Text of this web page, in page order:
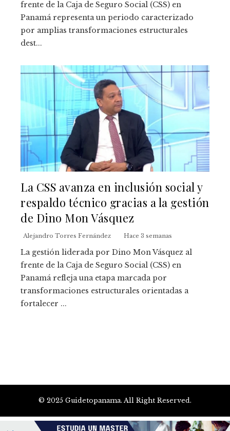
frente de la Caja de Seguro Social (CSS) en
Panamá representa un periodo caracterizado
por amplias transformaciones estructurales
dest...
La CSS avanza en inclusión social y
respaldo técnico gracias a la gestión
de Dino Mon Vásquez
Alejandro Torres Fernández Hace 3 semanas
La gestión liderada por Dino Mon Vásquez al
frente de la Caja de Seguro Social (CSS) en
Panamá refleja una etapa marcada por
transformaciones estructurales orientadas a
fortalecer ...
© 2025 Guidetopanama. All Right Reserved.